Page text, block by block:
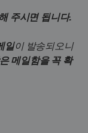
주시면 됩니다.
일이 발송되오니
메일함을 꼭 확